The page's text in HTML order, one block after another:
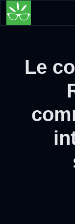
Aller
Le